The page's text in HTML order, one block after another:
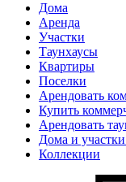
Дома
Аренда
Участки
Таунхаусы
Квартиры
Поселки
Арендовать
Купить
Арендовать
Дома и
Коллекции